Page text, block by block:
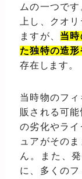
ムの一つで
上し、クオ
ますが、 当
た独特の造
存在します。
当時物のフ
販される可
の劣化やラ
ュアがその
ん。また、
に、多くの